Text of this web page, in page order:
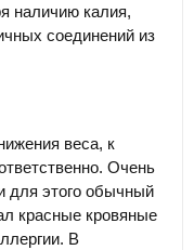
наличию калия,
соединений из
веса, к
Очень
для этого обычный
красные кровяные
В